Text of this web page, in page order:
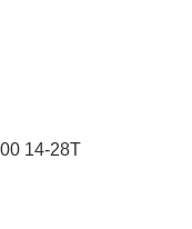
14-28T